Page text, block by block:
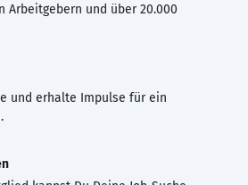
Arbeitgebern und über 20.000
und erhalte Impulse für ein